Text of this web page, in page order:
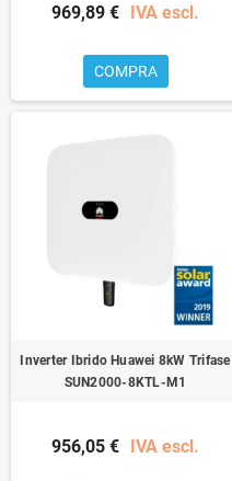
969,89 € IVA escl.
COMPRA
Inverter Ibrido Huawei 8kW Trifase
SUN2000-8KTL-M1
956,05 € IVA escl.